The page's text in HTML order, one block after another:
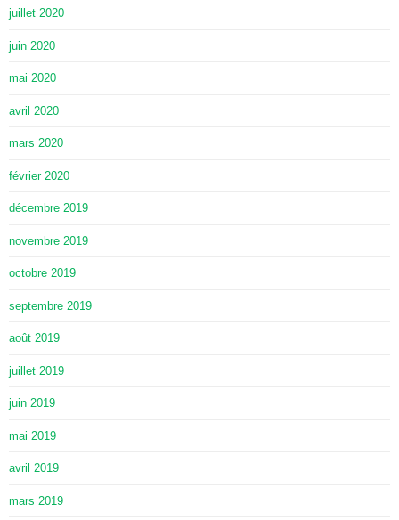
juillet 2020
juin 2020
mai 2020
avril 2020
mars 2020
février 2020
décembre 2019
novembre 2019
octobre 2019
septembre 2019
août 2019
juillet 2019
juin 2019
mai 2019
avril 2019
mars 2019